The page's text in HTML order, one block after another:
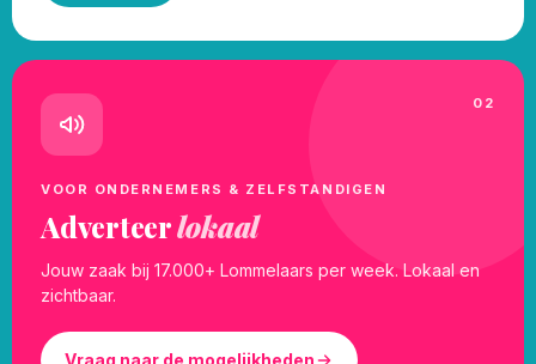
02
VOOR ONDERNEMERS & ZELFSTANDIGEN
Adverteerlokaal
Jouw zaak bij 17.000+ Lommelaars per week. Lokaal en
zichtbaar.
Vraag naar de mogelijkheden